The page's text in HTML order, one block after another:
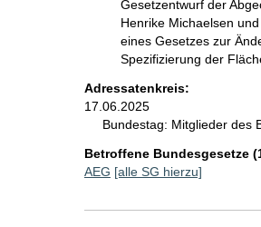
Gesetzentwurf der
Henrike Michaelsen
eines Gesetzes zur
Spezifizierung der
Adressatenkreis:
17.06.2025
Bundestag: Mitglieder des
Betroffene Bundesgesetze
AEG [alle SG hierzu]